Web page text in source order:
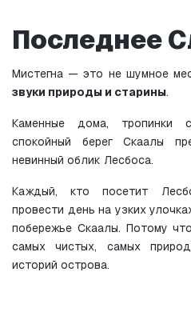
Последнее
звуки природы и старины.
Каменные дома, тропинки
спокойный берег Скаалы
невинный облик Лесбоса.
Каждый, кто посетит
провести день на узких
побережье Скаалы. Потому
самых чистых, самых
историй острова.